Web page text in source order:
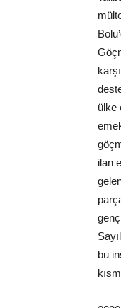
ülke
ilan
bu